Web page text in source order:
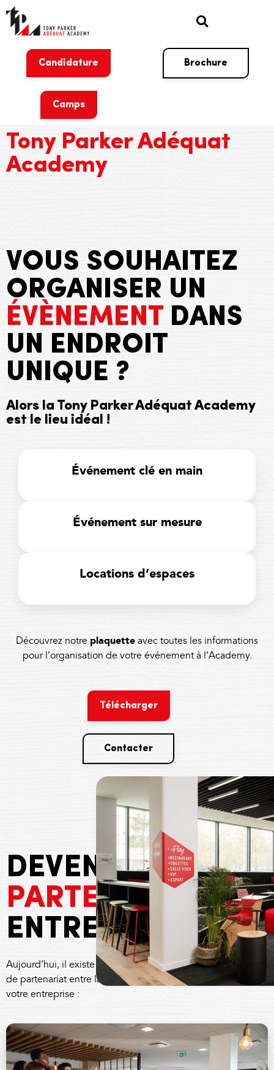
Candidature Brochure
Camps
Tony Parker Adéquat
Academy
VOUS SOUHAITEZ
ORGANISER UN
ÉVÈNEMENT DANS
UN ENDROIT
UNIQUE ?
Alors la Tony Parker Adéquat Academy
est le lieu idéal !
Événement clé en main
Événement sur mesure
Locations d’espaces
Découvrez notre plaquetteavec toutes les informations
pour l’organisation de votre événement à l’Academy.
Télécharger
Contacter
DEVENIR
PARTENAIRE
ENTREPRISE
Aujourd’hui, il existe de nombreuses approches
de partenariat entre la Tony Parker Adequat Academy et
votre entreprise :